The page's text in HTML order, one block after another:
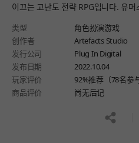
이끄는 고난도 전략 RPG입니다. 유
类型
角色扮演游戏
创作者
Artefacts Studio
发行公司
Plug In Digital
发布日期
2022.10.04
玩家评价
92%推荐（78名参与
商品评价
尚无后记
공유